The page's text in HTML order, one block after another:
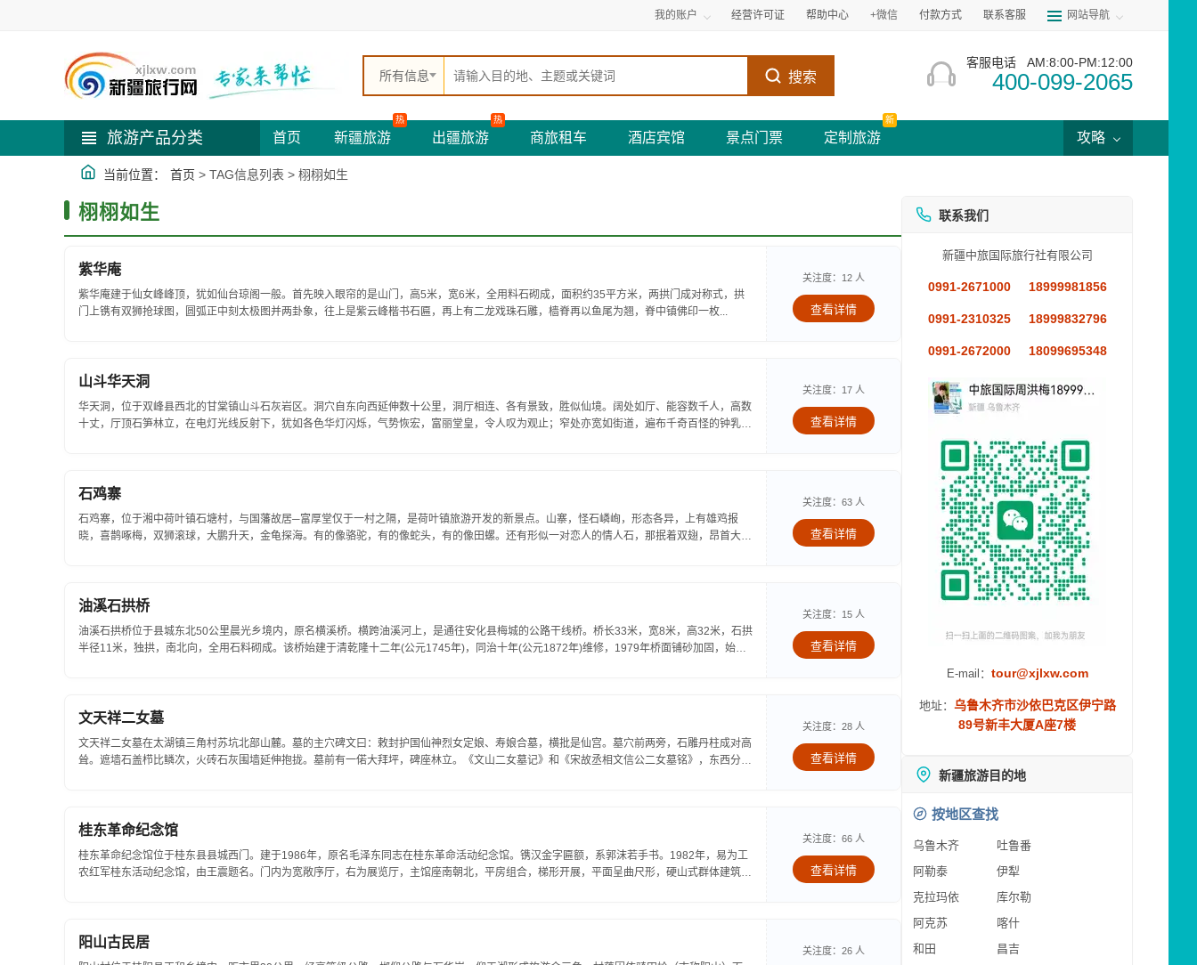
我的账户 经营许可证 帮助中心 +微信 付款方式 联系客服 网站导航
所有信息 搜索
客服电话 AM:8:00-PM:12:00
400-099-2065
旅游产品分类 首页 新疆旅游
热
出疆旅游
热
商旅租车 酒店宾馆 景点门票 定制旅游
新
攻略
当前位置： 首页 > TAG信息列表 > 栩栩如生
栩栩如生
紫华庵
紫华庵建于仙女峰峰顶，犹如仙台琼阁一般。首先映入眼帘的是山门，高5米，宽6米，全用料石砌成，面积约35平方米，两拱门成对称式，拱
门上镌有双狮抢球图，圆弧正中刻太极图并两卦象，往上是紫云峰楷书石匾，再上有二龙戏珠石雕，樯脊再以鱼尾为翘，脊中镇佛印一枚...
关注度：12 人
查看详情
山斗华天洞
华天洞，位于双峰县西北的甘棠镇山斗石灰岩区。洞穴自东向西延伸数十公里，洞厅相连、各有景致，胜似仙境。阔处如厅、能容数千人，高数
十丈，厅顶石笋林立，在电灯光线反射下，犹如各色华灯闪烁，气势恢宏，富丽堂皇，令人叹为观止；窄处亦宽如街道，遍布千奇百怪的钟乳
关注度：17 人
查看详情
石鸡寨
石鸡寨，位于湘中荷叶镇石塘村，与国藩故居─富厚堂仅于一村之隔，是荷叶镇旅游开发的新景点。山寨，怪石嶙峋，形态各异，上有雄鸡报
晓，喜鹊啄梅，双狮滚球，大鹏升天，金龟探海。有的像骆驼，有的像蛇头，有的像田螺。还有形似一对恋人的情人石，那抿着双翅，昂首大外
关注度：63 人
查看详情
油溪石拱桥
油溪石拱桥位于县城东北50公里晨光乡境内，原名横溪桥。横跨油溪河上，是通往安化县梅城的公路干线桥。桥长33米，宽8米，高32米，石拱
半径11米，独拱，南北向，全用石料砌成。该桥始建于清乾隆十二年(公元1745年)，同治十年(公元1872年)维修，1979年桥面铺砂加固，始为
关注度：15 人
查看详情
文天祥二女墓
文天祥二女墓在太湖镇三角村苏坑北部山麓。墓的主穴碑文曰：敕封护国仙神烈女定娘、寿娘合墓，横批是仙宫。墓穴前两旁，石雕丹柱成对高
耸。遮墙石盖栉比鳞次，火砖石灰围墙延伸抱拢。墓前有一偌大拜坪，碑座林立。《文山二女墓记》和《宋故丞相文信公二女墓铭》，东西分
关注度：28 人
查看详情
桂东革命纪念馆
桂东革命纪念馆位于桂东县县城西门。建于1986年，原名毛泽东同志在桂东革命活动纪念馆。镌汉金字匾额，系郭沫若手书。1982年，易为工
农红军桂东活动纪念馆，由王震题名。门内为宽敞序厅，右为展览厅，主馆座南朝北，平房组合，梯形开展，平面呈曲尺形，硬山式群体建筑，
关注度：66 人
查看详情
阳山古民居
关注度：26 人
联系我们
新疆中旅国际旅行社有限公司
0991-2671000 18999981856
0991-2310325 18999832796
0991-2672000 18099695348
E-mail： tour@xjlxw.com
地址： 乌鲁木齐市沙依巴克区伊宁路
89号新丰大厦A座7楼
新疆旅游目的地
按地区查找
乌鲁木齐
吐鲁番
阿勒泰
伊犁
克拉玛依
库尔勒
阿克苏
喀什
和田
昌吉